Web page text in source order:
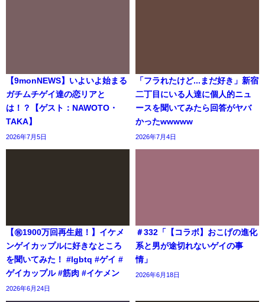
【9monNEWS】いよいよ始まる
ガチムチゲイ達の恋リアと
は！？【ゲスト：NAWOTO・
TAKA】
2026年7月5日
「フラれたけど...まだ好き」新宿
二丁目にいる人達に個人的ニュ
ースを聞いてみたら回答がヤバ
かったwwwww
2026年7月4日
【㊗️1900万回再生超！】イケメ
ンゲイカップルに好きなところ
を聞いてみた！ #lgbtq #ゲイ #
ゲイカップル #筋肉 #イケメン
2026年6月24日
＃332「【コラボ】おこげの進化
系と男が途切れないゲイの事
情」
2026年6月18日